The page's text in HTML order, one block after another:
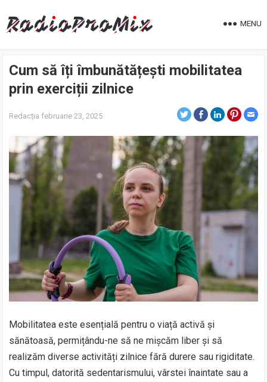
MENU
Cum să îți îmbunătățești mobilitatea
prin exerciții zilnice
Redacția februarie 23, 2025
Mobilitatea este esențială pentru o viață activă și
sănătoasă, permițându-ne să ne mișcăm liber și să
realizăm diverse activități zilnice fără durere sau rigiditate.
Cu timpul, datorită sedentarismului, vârstei înaintate sau a